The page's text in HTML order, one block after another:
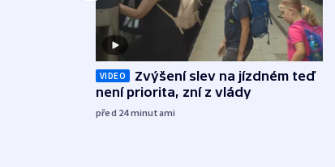
VIDEO
Zvýšení slev na jízdném teď
není priorita, zní z vlády
před 24minutami